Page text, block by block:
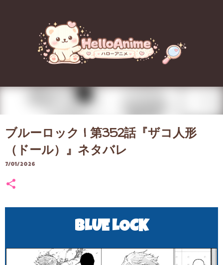
ブルーロック | 第352話『ザコ人形
（ドール）』ネタバレ
7/01/2026
BLUE LOCK